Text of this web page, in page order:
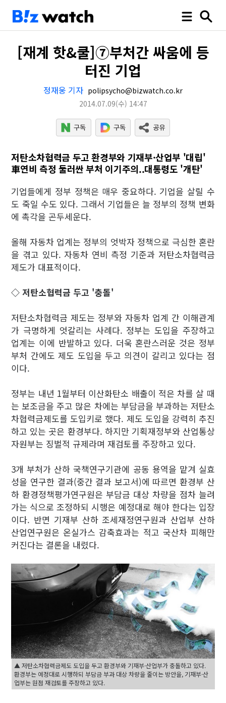
[재계 핫&쿨]⑦부처간 싸움에 등
터진 기업
정재웅 기자 polipsycho@bizwatch.co.kr
2014.07.09(수) 14:47
저탄소차협력금 두고 환경부와 기재부·산업부 '대립'
車연비 측정 둘러싼 부처 이기주의..대통령도 '개탄'
기업들에게 정부 정책은 매우 중요하다. 기업을 살릴 수
도 죽일 수도 있다. 그래서 기업들은 늘 정부의 정책 변화
에 촉각을 곤두세운다.
올해 자동차 업계는 정부의 엇박자 정책으로 극심한 혼란
을 겪고 있다. 자동차 연비 측정 기준과 저탄소차협력금
제도가 대표적이다.
◇ 저탄소협력금 두고 '충돌'
저탄소차협력금 제도는 정부와 자동차 업계 간 이해관계
가 극명하게 엇갈리는 사례다. 정부는 도입을 주장하고
업계는 이에 반발하고 있다. 더욱 혼란스러운 것은 정부
부처 간에도 제도 도입을 두고 의견이 갈리고 있다는 점
이다.
정부는 내년 1월부터 이산화탄소 배출이 적은 차를 살 때
는 보조금을 주고 많은 차에는 부담금을 부과하는 저탄소
차협력금제도를 도입키로 했다. 제도 도입을 강력히 추진
하고 있는 곳은 환경부다. 하지만 기획재정부와 산업통상
자원부는 징벌적 규제라며 재검토를 주장하고 있다.
3개 부처가 산하 국책연구기관에 공동 용역을 맡겨 실효
성을 연구한 결과(중간 결과 보고서)에 따르면 환경부 산
하 환경정책평가연구원은 부담금 대상 차량을 점차 늘려
가는 식으로 조정하되 시행은 예정대로 해야 한다는 입장
이다. 반면 기재부 산하 조세재정연구원과 산업부 산하
산업연구원은 온실가스 감축효과는 적고 국산차 피해만
커진다는 결론을 내렸다.
▲ 저탄소차협력금제도 도입을 두고 환경부와 기재부·산업부가 충돌하고 있다.
환경부는 예정대로 시행하되 부담금 부과 대상 차량을 줄이는 방안을, 기재부·산
업부는 원점 재검토를 주장하고 있다.